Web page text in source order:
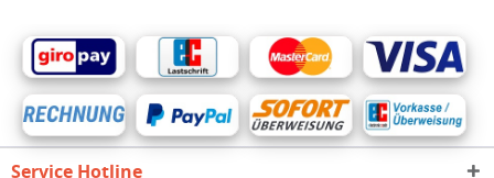
Service Hotline